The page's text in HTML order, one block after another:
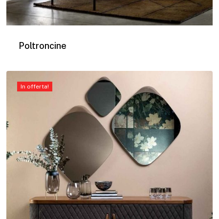
Poltroncine
In offerta!